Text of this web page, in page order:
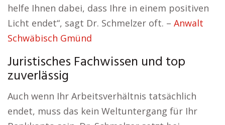
helfe Ihnen dabei, dass Ihre in einem positiven
Licht endet“, sagt Dr. Schmelzer oft. – Anwalt
Schwäbisch Gmünd
Juristisches Fachwissen und top
zuverlässig
Auch wenn Ihr Arbeitsverhältnis tatsächlich
endet, muss das kein Weltuntergang für Ihr